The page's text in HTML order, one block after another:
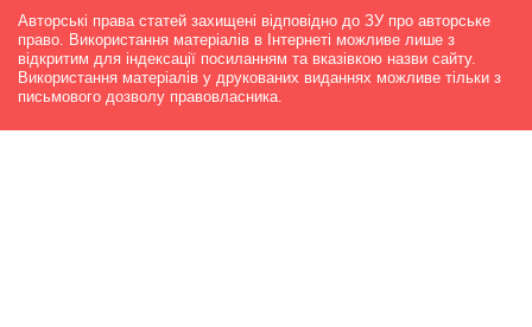
Авторські права статей захищені відповідно до ЗУ про авторське
право. Використання матеріалів в Інтернеті можливе лише з
відкритим для індексації посиланням та вказівкою назви сайту.
Використання матеріалів у друкованих виданнях можливе тільки з
письмового дозволу правовласника.